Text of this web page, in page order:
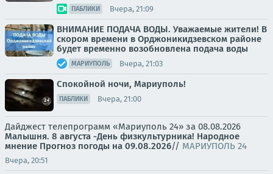
ПАБЛИКИ Вчера, 21:09
ВНИМАНИЕ ПОДАЧА ВОДЫ. Уважаемые жители! В
скором времени в Орджоникидзевском районе
будет временно возобновлена подача воды
МАРИУПОЛЬ Вчера, 21:03
Спокойной ночи, Мариуполь!
ПАБЛИКИ Вчера, 21:00
Дайджест телепрограмм «Мариуполь 24» за 08.08.2026
Малышня. 8 августа -День физкультурника! Народное
мнение Прогноз погоды на 09.08.2026// МАРИУПОЛЬ 24
Вчера, 20:51